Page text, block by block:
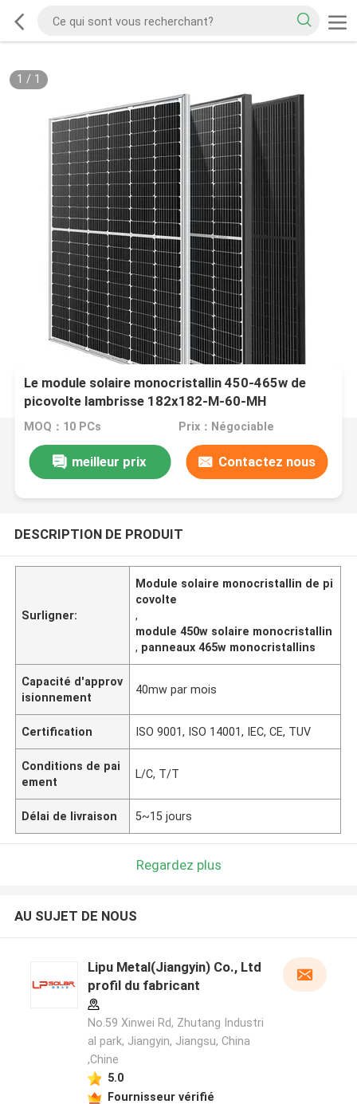
1 / 1
Le module solaire monocristallin 450-465w de
picovolte lambrisse 182x182-M-60-MH
MOQ：10 PCs Prix：Négociable
meilleur prix Contactez nous
DESCRIPTION DE PRODUIT
Surligner:
Module solaire monocristallin de pi
covolte
,
module 450w solaire monocristallin
, panneaux 465w monocristallins
Capacité d'approv
isionnement
40mw par mois
Certification ISO 9001, ISO 14001, IEC, CE, TUV
Conditions de pai
ement
L/C, T/T
Délai de livraison 5~15 jours
Regardez plus
AU SUJET DE NOUS
Lipu Metal(Jiangyin) Co., Ltd
profil du fabricant
No.59 Xinwei Rd, Zhutang Industri
al park, Jiangyin, Jiangsu, China
,Chine
5.0
Fournisseur vérifié